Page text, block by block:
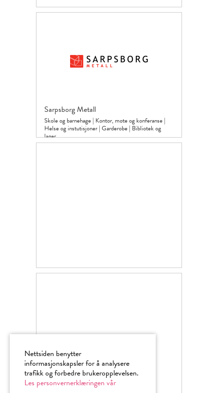
Sarpsborg Metall
Skole og barnehage | Kontor, møte og konferanse |
Helse og instutisjoner| Garderobe | Bibliotek og
lager
Nettsiden benytter
informasjonskapsler for å analysere
trafikk og forbedre brukeropplevelsen.
Les personvernerklæringen vår